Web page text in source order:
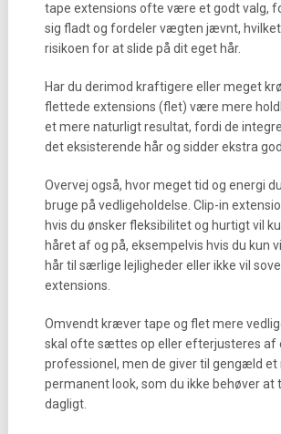
tape extensions ofte være et godt valg,
sig fladt og fordeler vægten jævnt,
risikoen for at slide på dit eget hår.
Har du derimod kraftigere eller meget
flettede extensions (flet) være mere
et mere naturligt resultat, fordi de
det eksisterende hår og sidder ekstra
Overvej også, hvor meget tid og energi
bruge på vedligeholdelse. Clip-in
hvis du ønsker fleksibilitet og hurtigt vil
håret af og på, eksempelvis hvis du kun
hår til særlige lejligheder eller ikke vil
extensions.
Omvendt kræver tape og flet mere
skal ofte sættes op eller efterjusteres af
professionel, men de giver til gengæld et
permanent look, som du ikke behøver at
dagligt.